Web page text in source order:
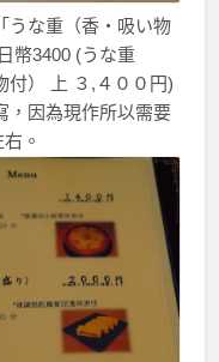
うな重（香・吸い物
幣3400 (うな重
付） 上 ３,４００円)
，因為現作所以需要
。